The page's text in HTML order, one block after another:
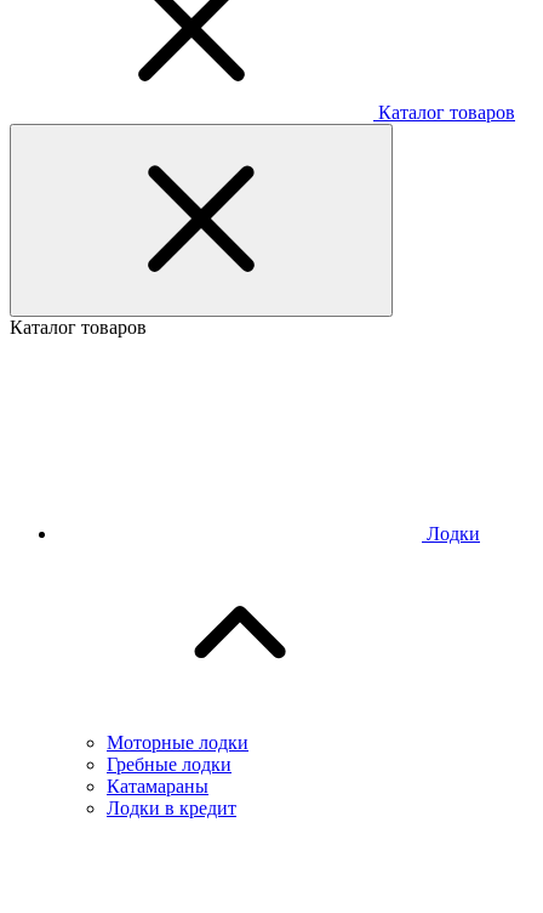
Каталог товаров
Каталог товаров
Лодки
Моторные лодки
Гребные лодки
Катамараны
Лодки в кредит